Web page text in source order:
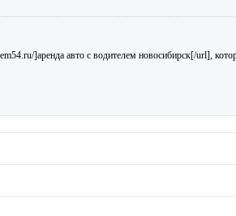
]аренда авто с водителем новосибирск[/url],